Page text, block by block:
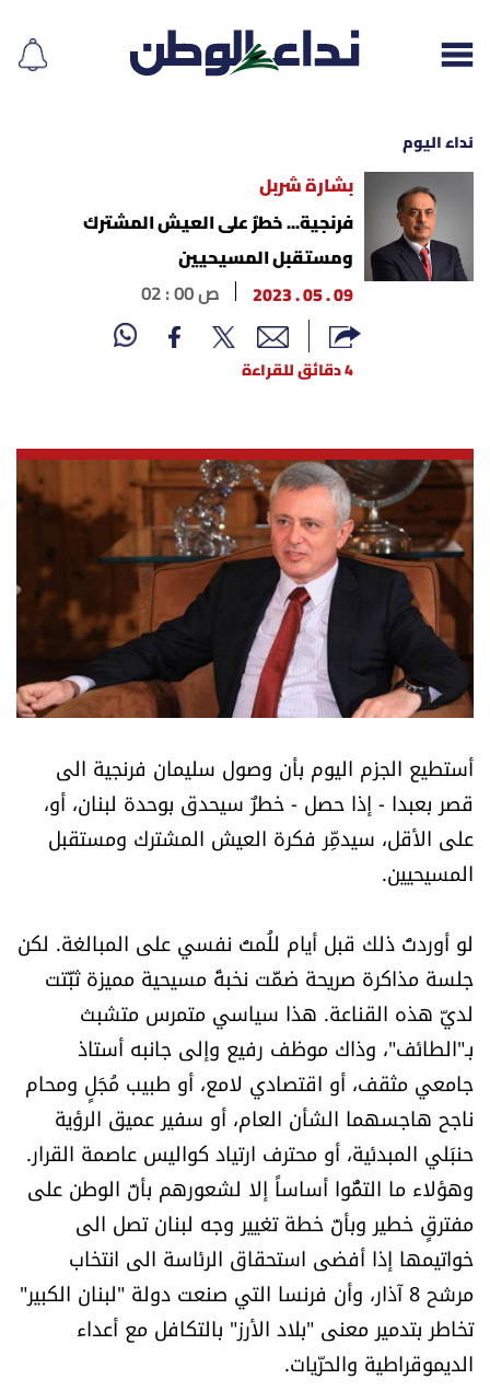
إقرأ الجريدة
لبنان
محليات
أسرار
متفرقات
نداء القرّاء
خاص الموقع
كتّابنا
تحت المجهر
آراء
اقتصاد
العالم
الصحافة الإسرائيلية
ثقافة وفنون
فصل من كتاب
اقرأ تضحك
كاميرا
سجالات
نداء اليوم
بشارة شربل
فرنجية... خطرٌ على العيش المشترك
ومستقبل المسيحيين
09 . 05 . 2023
02 : 00 ص
4 دقائق للقراءة
أستطيع الجزم اليوم بأن وصول سليمان فرنجية الى
قصر بعبدا - إذا حصل - خطرٌ سيحدق بوحدة لبنان، أو،
على الأقل، سيدمِّر فكرة العيش المشترك ومستقبل
المسيحيين.
لو أوردتُ ذلك قبل أيام للُمتُ نفسي على المبالغة. لكن
جلسة مذاكرة صريحة ضمَّت نخبةً مسيحية مميزة ثبَّتت
لديّ هذه القناعة. هذا سياسي متمرس متشبث
بـ"الطائف"، وذاك موظف رفيع وإلى جانبه أستاذ
جامعي مثقف، أو اقتصادي لامع، أو طبيب مُجَلٍ ومحام
ناجح هاجسهما الشأن العام، أو سفير عميق الرؤية
حنبَلي المبدئية، أو محترف ارتياد كواليس عاصمة القرار.
وهؤلاء ما التمُّوا أساساً إلا لشعورهم بأنّ الوطن على
مفترقٍ خطير وبأنّ خطة تغيير وجه لبنان تصل الى
خواتيمها إذا أفضى استحقاق الرئاسة الى انتخاب
مرشح 8 آذار، وأن فرنسا التي صنعت دولة "لبنان الكبير"
تخاطر بتدمير معنى "بلاد الأرز" بالتكافل مع أعداء
الديموقراطية والحرّيات.